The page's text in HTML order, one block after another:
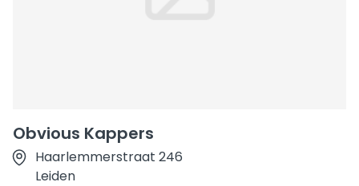
Obvious Kappers
Haarlemmerstraat 246
Leiden